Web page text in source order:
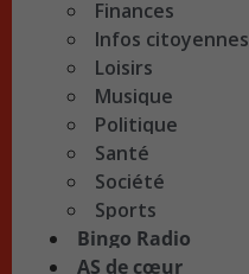
Finances
Infos citoyennes
Loisirs
Musique
Politique
Santé
Société
Sports
Bingo Radio
AS de cœur